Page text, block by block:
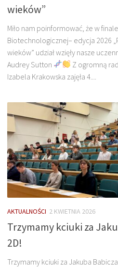
wieków”
Miło nam poinformować, że w
Biotechnologicznej– edycja 2026
wieków” udział wzięły nasze
Audrey Sutton
Z ogromną
Izabela Krakowska zajęła 4....
AKTUALNOŚCI 2 KWIETNIA 2026
Trzymamy kciuki za
2D!
Trzymamy kciuki za Jakuba